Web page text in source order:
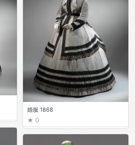
婚服 1868
0